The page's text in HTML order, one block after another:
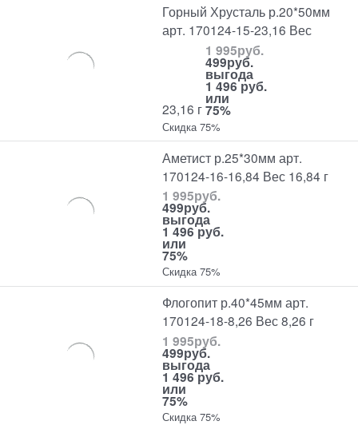
Горный Хрусталь р.20*50мм
арт. 170124-15-23,16 Вес
23,16 г
1 995руб.
499руб.
выгода
1 496 руб.
или
75%
Скидка 75%
Аметист р.25*30мм арт.
170124-16-16,84 Вес 16,84 г
1 995руб.
499руб.
выгода
1 496 руб.
или
75%
Скидка 75%
Флогопит р.40*45мм арт.
170124-18-8,26 Вес 8,26 г
1 995руб.
499руб.
выгода
1 496 руб.
или
75%
Скидка 75%